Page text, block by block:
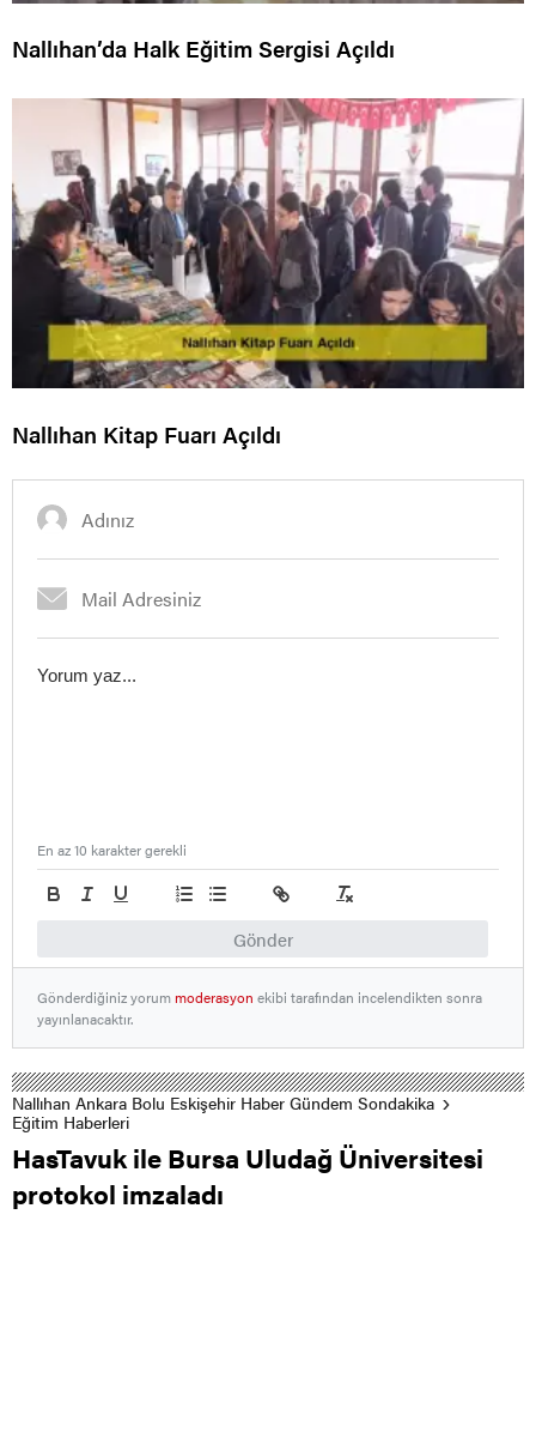
Nallıhan’da Halk Eğitim Sergisi Açıldı
Nallıhan Kitap Fuarı Açıldı
Gönder
En az 10 karakter gerekli
Gönderdiğiniz yorummoderasyon ekibi tarafından incelendikten sonra
yayınlanacaktır.
Nallıhan Ankara Bolu Eskişehir Haber Gündem Sondakika
Eğitim Haberleri
HasTavuk ile Bursa Uludağ Üniversitesi
protokol imzaladı